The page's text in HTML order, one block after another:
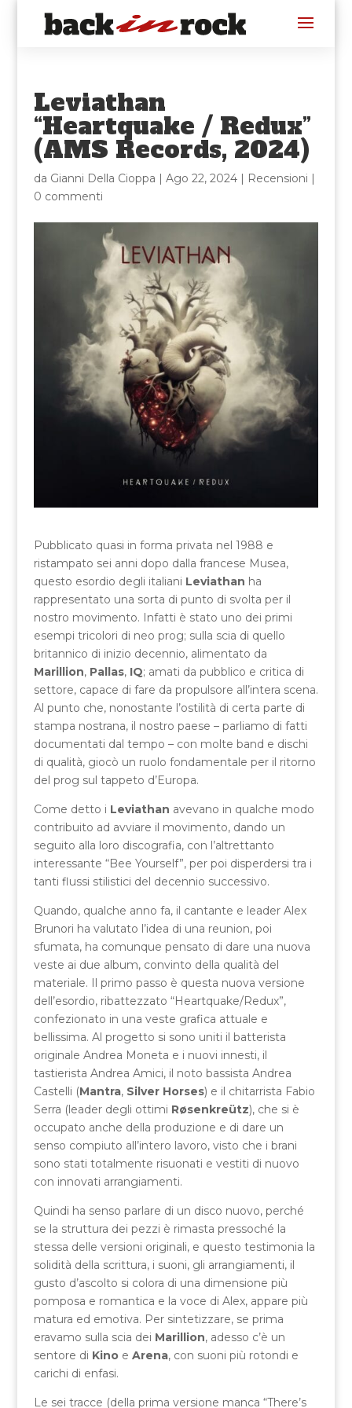
Leviathan
“Heartquake / Redux”
(AMS Records, 2024)
da Gianni Della Cioppa | Ago 22, 2024| Recensioni |
0 commenti
Pubblicato quasi in forma privata nel 1988 e
ristampato sei anni dopo dalla francese Musea,
questo esordio degli italiani Leviathan ha
rappresentato una sorta di punto di svolta per il
nostro movimento. Infatti è stato uno dei primi
esempi tricolori di neo prog; sulla scia di quello
britannico di inizio decennio, alimentato da
Marillion, Pallas, IQ; amati da pubblico e critica di
settore, capace di fare da propulsore all’intera scena.
Al punto che, nonostante l’ostilità di certa parte di
stampa nostrana, il nostro paese – parliamo di fatti
documentati dal tempo – con molte band e dischi
di qualità, giocò un ruolo fondamentale per il ritorno
del prog sul tappeto d’Europa.
Come detto i Leviathan avevano in qualche modo
contribuito ad avviare il movimento, dando un
seguito alla loro discografia, con l’altrettanto
interessante “Bee Yourself”, per poi disperdersi tra i
tanti flussi stilistici del decennio successivo.
Quando, qualche anno fa, il cantante e leader Alex
Brunori ha valutato l’idea di una reunion, poi
sfumata, ha comunque pensato di dare una nuova
veste ai due album, convinto della qualità del
materiale. Il primo passo è questa nuova versione
dell’esordio, ribattezzato “Heartquake/Redux”,
confezionato in una veste grafica attuale e
bellissima. Al progetto si sono uniti il batterista
originale Andrea Moneta e i nuovi innesti, il
tastierista Andrea Amici, il noto bassista Andrea
Castelli (Mantra, Silver Horses) e il chitarrista Fabio
Serra (leader degli ottimi Røsenkreütz), che si è
occupato anche della produzione e di dare un
senso compiuto all’intero lavoro, visto che i brani
sono stati totalmente risuonati e vestiti di nuovo
con innovati arrangiamenti.
Quindi ha senso parlare di un disco nuovo, perché
se la struttura dei pezzi è rimasta pressoché la
stessa delle versioni originali, e questo testimonia la
solidità della scrittura, i suoni, gli arrangiamenti, il
gusto d’ascolto si colora di una dimensione più
pomposa e romantica e la voce di Alex, appare più
matura ed emotiva. Per sintetizzare, se prima
eravamo sulla scia dei Marillion, adesso c’è un
sentore di Kinoe Arena, con suoni più rotondi e
carichi di enfasi.
Le sei tracce (della prima versione manca “There’s